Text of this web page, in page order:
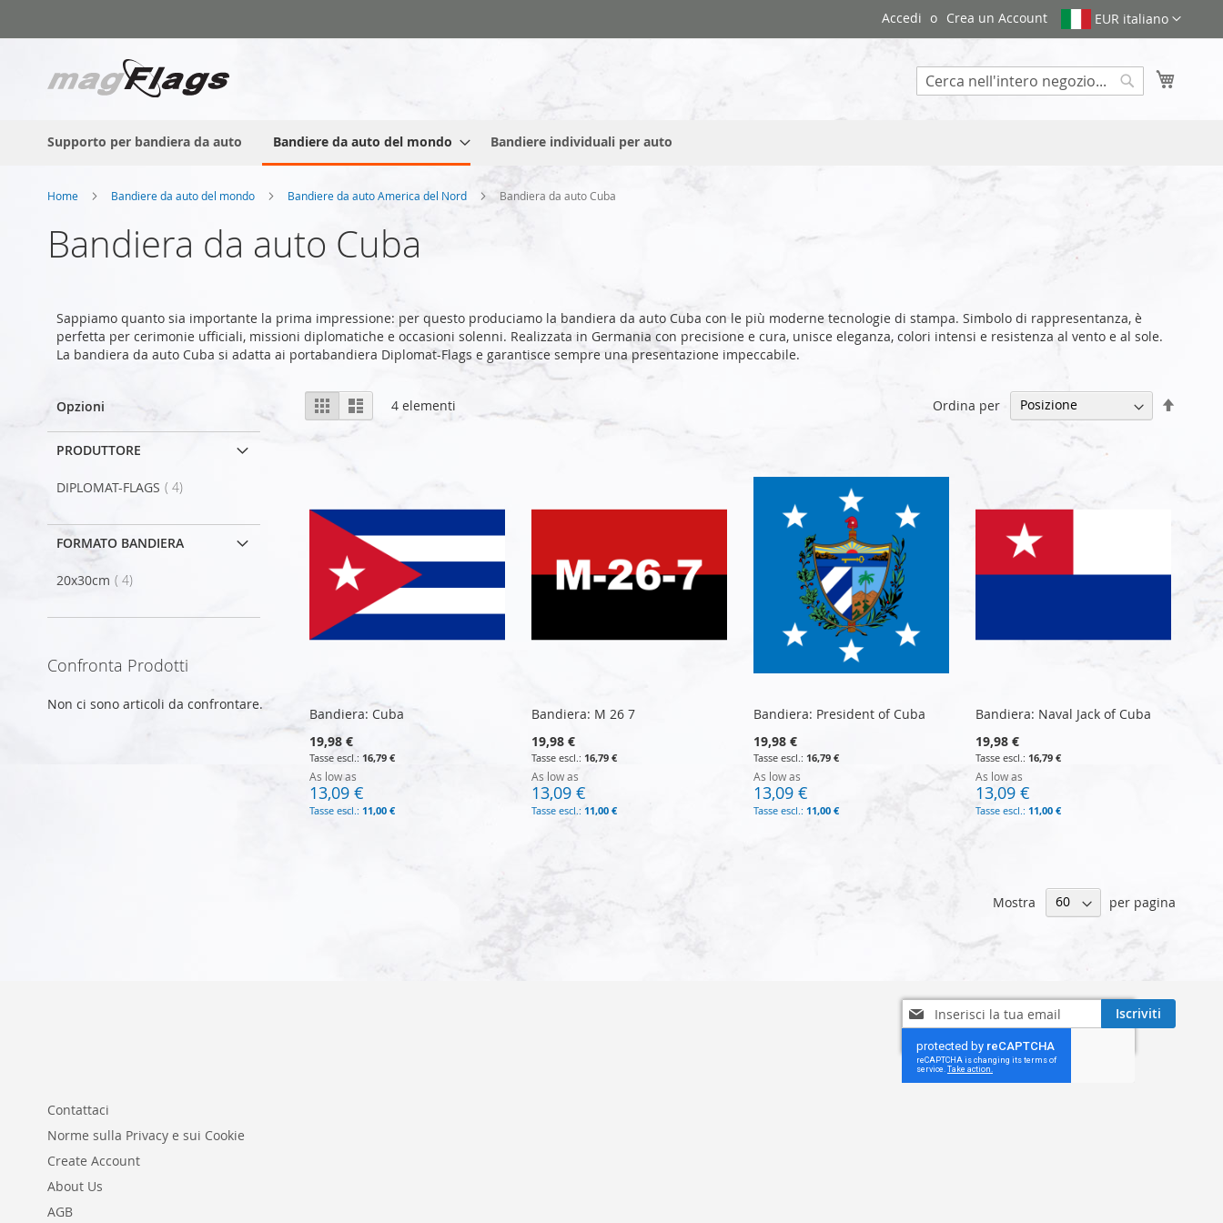
al
EUR italiano
Accedi Crea un Account
Supporto per bandiera da auto Bandiere da auto del mondo Bandiere individuali per auto
Home Bandiere da auto del mondo Bandiere da auto America del Nord Bandiera da auto Cuba
Bandiera da auto Cuba
Sappiamo quanto sia importante la prima impressione: per questo produciamo la bandiera da auto Cuba con le più moderne tecnologie di stampa. Simbolo di rappresentanza, è
perfetta per cerimonie ufficiali, missioni diplomatiche e occasioni solenni. Realizzata in Germania con precisione e cura, unisce eleganza, colori intensi e resistenza al vento e al sole.
La bandiera da auto Cuba si adatta ai portabandiera Diplomat-Flags e garantisce sempre una presentazione impeccabile.
Mostra
come
GrigliaLista 4 elementi Ordina per
Bandiera: Cuba
19,98 €
16,79 €
As low as
13,09 €
11,00 €
Bandiera: M 26 7
19,98 €
16,79 €
As low as
13,09 €
11,00 €
Bandiera: President of Cuba
19,98 €
16,79 €
As low as
13,09 €
11,00 €
Bandiera: Naval Jack of Cuba
19,98 €
16,79 €
As low as
13,09 €
11,00 €
Mostra per pagina
Opzioni
PRODUTTORE
DIPLOMAT-FLAGS 4elemento
FORMATO BANDIERA
20x30cm 4elemento
Confronta Prodotti
Non ci sono articoli da confrontare.
Iscriviti
alla
nostra
Newsletter:
Iscriviti
Contattaci
Norme sulla Privacy e sui Cookie
Create Account
About Us
AGB